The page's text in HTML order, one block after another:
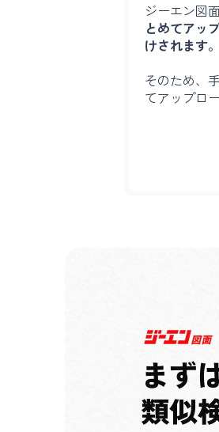
ジーエン図
とめてアッ
けされます。
そのため、
てアップロ
まず
類似